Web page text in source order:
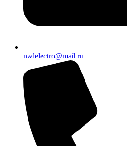
nwlelectro@mail.ru